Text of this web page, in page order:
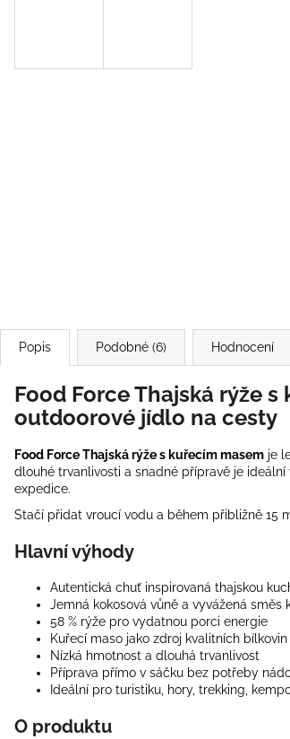
Popis Podobné (6) Hodnocení
Food Force Thajská rýže
outdoorové jídlo na cesty
Food Force Thajská rýže s kuřecím masem je
dlouhé trvanlivosti a snadné přípravě je
expedice.
Stačí přidat vroucí vodu a během přibližně 15
Hlavní výhody
Autentická chuť inspirovaná thajskou
Jemná kokosová vůně a vyvážená směs
58 % rýže pro vydatnou porci energie
Kuřecí maso jako zdroj kvalitních bílkovin
Nízká hmotnost a dlouhá trvanlivost
Příprava přímo v sáčku bez potřeby
Ideální pro turistiku, hory, trekking,
O produktu